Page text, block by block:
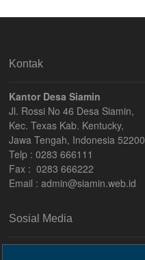
Kontak
Kantor Desa Siamin
Jl. Rossi No 46 Desa Siamin,
Kec. Texas Kab. Kentucky,
Jawa Tengah, Indonesia 52200
Telp : 0283 666111
Fax : 0283 666222
Email :admin@siamin.web.id
Sosial Media